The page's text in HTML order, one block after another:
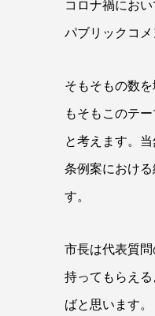
コロナ禍にお
パブリックコ
そもそもの数
もそもこのテ
と考えます。
条例案におけ
す。
市長は代表質
持ってもらえ
ばと思います。